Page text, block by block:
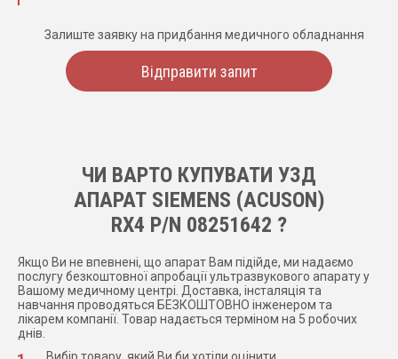
Залиште заявку на придбання медичного обладнання
Відправити запит
ЧИ ВАРТО КУПУВАТИ УЗД
АПАРАТ SIEMENS (ACUSON)
RX4 P/N 08251642 ?
Якщо Ви не впевнені, що апарат Вам підійде, ми надаємо
послугу безкоштовної апробації ультразвукового апарату у
Вашому медичному центрі. Доставка, інсталяція та
навчання проводяться БЕЗКОШТОВНО інженером та
лікарем компанії. Товар надається терміном на 5 робочих
днів.